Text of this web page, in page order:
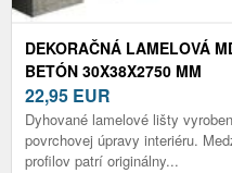
DEKORAČNÁ LAMELOVÁ
BETÓN 30X38X2750 MM
22,95 EUR
Dyhované lamelové lišty
povrchovej úpravy interiéru.
profilov patrí originálny...